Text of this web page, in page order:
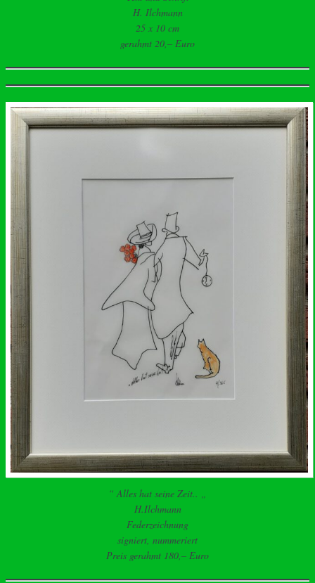
H. Ilchmann
25 x 10 cm
gerahmt 20,– Euro
“ Alles hat seine Zeit.. „
H.Ilchmann
Federzeichnung
signiert, nummeriert
Preis gerahmt 180,– Euro